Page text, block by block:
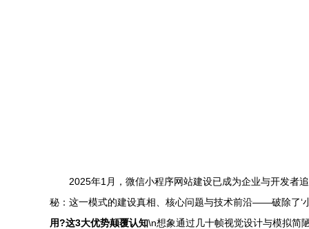
2025年1月，微信小程序网站建设已成为企业与开发者
秘：这一模式的建设真相、核心问题与技术前沿——破除了‘
用?这3大优势颠覆认知\n想象通过几十帧视觉设计与模拟简